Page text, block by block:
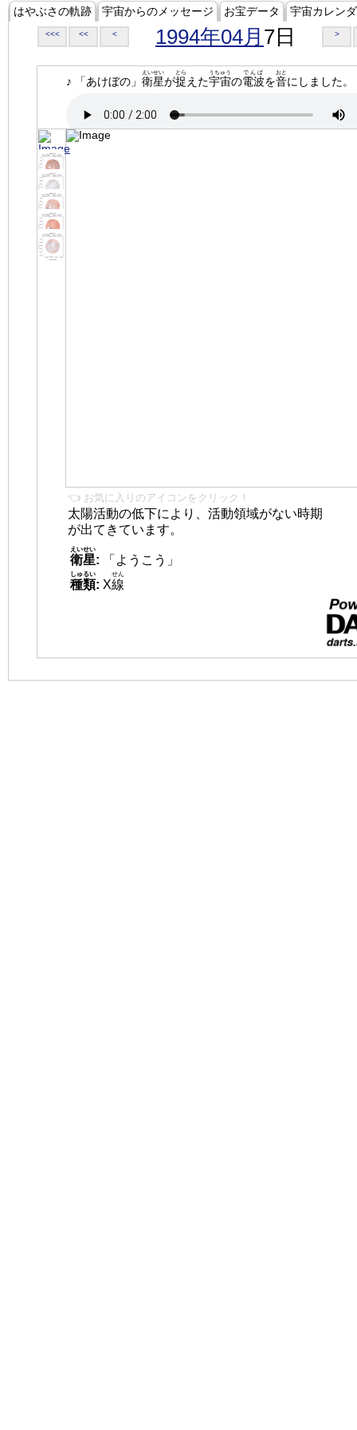
はやぶさの軌跡 宇宙からのメッセージ お宝データ 宇宙カレン
<<< << < 1994年04月 7日 >
♪ 「あけぼの」 衛星
えいせい
が捉
とら
えた宇宙
うちゅう
の電波
でんぱ
を音
おと
にしました。
👈 お気に入りのアイコンをクリック！
太陽活動の低下により、活動領域がない時期
が出てきています。
衛星
えいせい
:
「ようこう」
種類
しゅるい
: X線
せん